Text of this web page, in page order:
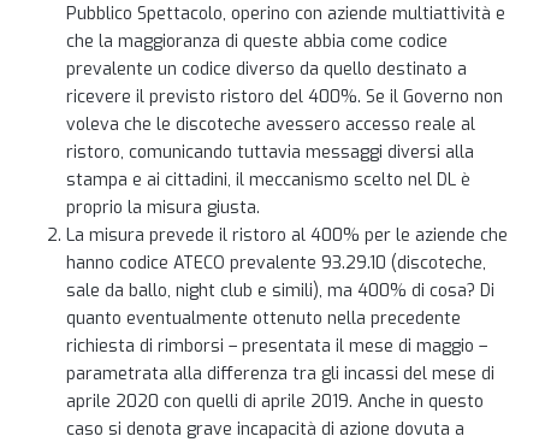
Pubblico Spettacolo, operino con aziende multiattività e
che la maggioranza di queste abbia come codice
prevalente un codice diverso da quello destinato a
ricevere il previsto ristoro del 400%. Se il Governo non
voleva che le discoteche avessero accesso reale al
ristoro, comunicando tuttavia messaggi diversi alla
stampa e ai cittadini, il meccanismo scelto nel DL è
proprio la misura giusta.
La misura prevede il ristoro al 400% per le aziende che
hanno codice ATECO prevalente 93.29.10 (discoteche,
sale da ballo, night club e simili), ma 400% di cosa? Di
quanto eventualmente ottenuto nella precedente
richiesta di rimborsi – presentata il mese di maggio –
parametrata alla differenza tra gli incassi del mese di
aprile 2020 con quelli di aprile 2019. Anche in questo
caso si denota grave incapacità di azione dovuta a